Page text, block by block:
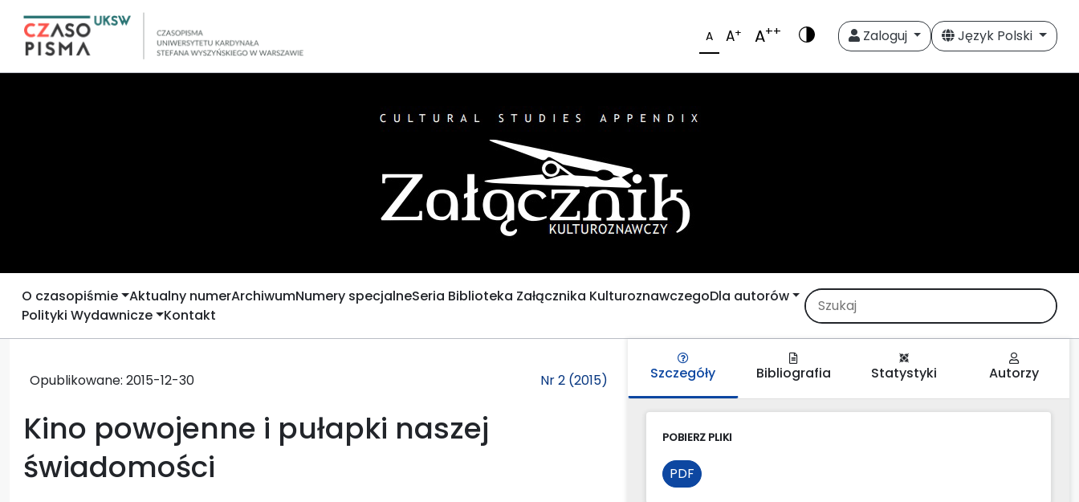
A A+ A++ Zaloguj Język Polski
O czasopiśmie Aktualny numerArchiwumNumery specjalneSeria Biblioteka Załącznika KulturoznawczegoDla autorów
Polityki Wydawnicze Kontakt
Opublikowane: 2015-12-30 Nr 2 (2015)
Kino powojenne i pułapki naszej
świadomości
Szczegóły Bibliografia Statystyki Autorzy
POBIERZ PLIKI
PDF